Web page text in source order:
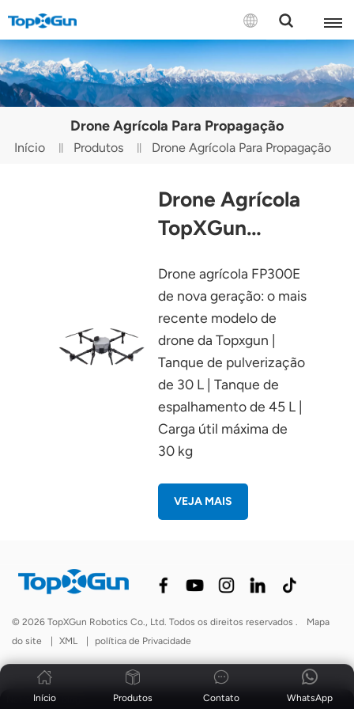
CONTATE-NOS
English
Español
Português(Portugal)
Português(Brasil)
Drone Agrícola Para Propagação
Início Produtos Drone Agrícola Para Propagação
Drone Agrícola
TopXGun
Drone agrícola FP300E
de nova geração: o mais
recente modelo de
drone da Topxgun |
Tanque de pulverização
de 30 L | Tanque de
espalhamento de 45 L |
Carga útil máxima de
30 kg
VEJA MAIS
Notícias |
© 2026 TopXGun Robotics Co., Ltd. Todos os direitos reservados .
Mapa
do site
| XML | política de Privacidade
Início Produtos WhatsApp
Contato